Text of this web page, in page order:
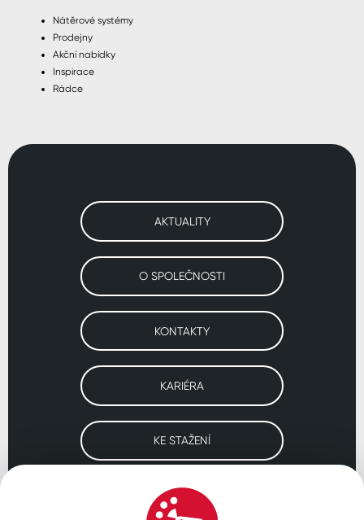
Nátěrové systémy
Prodejny
Akční nabídky
Inspirace
Rádce
AKTUALITY
O SPOLEČNOSTI
KONTAKTY
KARIÉRA
KE STAŽENÍ
Navštivte naše pobočky